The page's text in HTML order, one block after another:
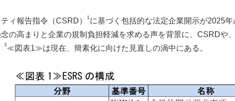
ィ報告指令（CSRD） 1 に基づく包括的な法定企業開示が2025
の高まりと企業の規制負担軽減を求める声を背景に、CSRDや
3≪図表1≫は現在、簡素化に向けた見直しの渦中にある。